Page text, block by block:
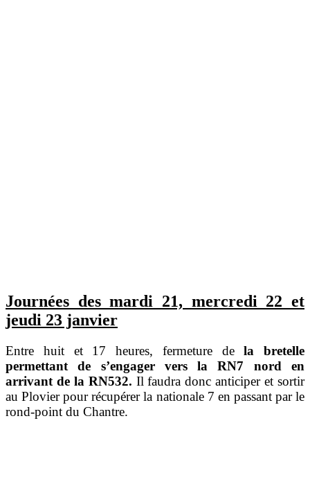
Journées des mardi 21, mercredi 22 et
jeudi 23 janvier
Entre huit et 17 heures, fermeture dela bretelle
permettant de s’engager vers la RN7 nord en
arrivant de la RN532. Il faudra donc anticiper et sortir
au Plovier pour récupérer la nationale 7 en passant par le
rond-point du Chantre.